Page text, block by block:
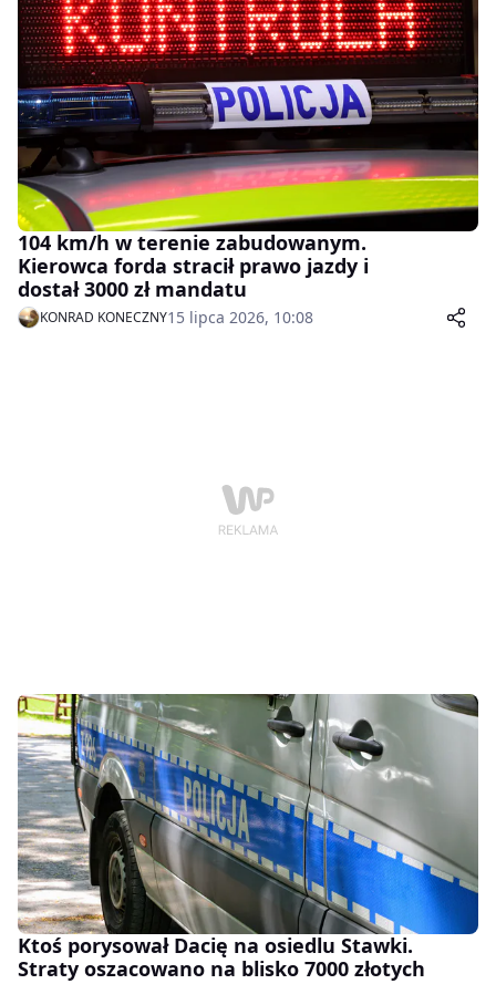
104 km/h w terenie zabudowanym.
Kierowca forda stracił prawo jazdy i
dostał 3000 zł mandatu
KONRAD KONECZNY15 lipca 2026, 10:08
Ktoś porysował Dacię na osiedlu Stawki.
Straty oszacowano na blisko 7000 złotych